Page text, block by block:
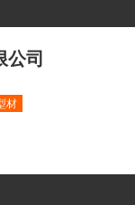
公司
材